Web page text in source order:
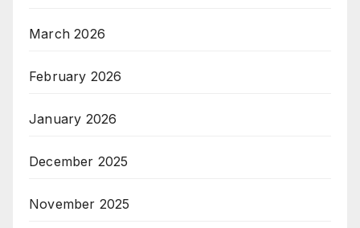
March 2026
February 2026
January 2026
December 2025
November 2025